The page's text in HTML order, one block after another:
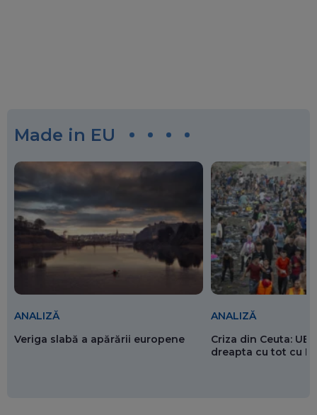
Made in EU
ANALIZĂ
Veriga slabă a apărării europene
ANALIZĂ
Criza din Ceuta: UE
dreapta cu tot cu